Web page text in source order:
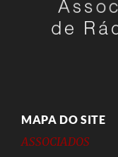
MAPA DO SITE
ASSOCIADOS